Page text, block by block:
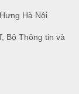
Hà Nội
Bộ Thông tin và